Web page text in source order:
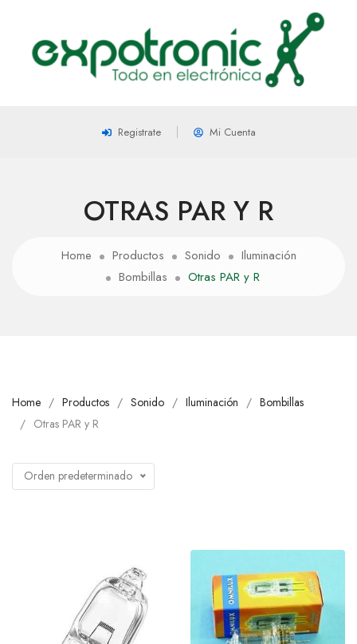
Registrate Mi Cuenta
OTRAS PAR Y R
Home Productos Sonido
Iluminación
Bombillas
Otras PAR y R
Home Productos Sonido Iluminación
Bombillas
Otras PAR y R
Orden predeterminado